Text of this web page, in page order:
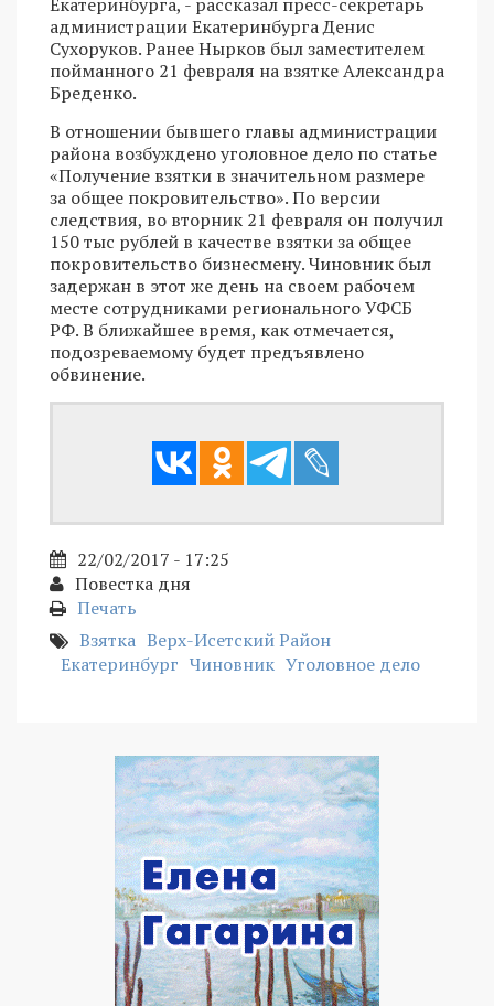
администрации Екатеринбурга Денис
Сухоруков. Ранее Нырков был заместителем
пойманного 21 февраля на взятке Александра
Бреденко.
В отношении бывшего главы администрации
района возбуждено уголовное дело по статье
«Получение взятки в значительном размере
за общее покровительство». По версии
следствия, во вторник 21 февраля он получил
150 тыс рублей в качестве взятки за общее
покровительство бизнесмену. Чиновник был
задержан в этот же день на своем рабочем
месте сотрудниками регионального УФСБ
РФ. В ближайшее время, как отмечается,
подозреваемому будет предъявлено
обвинение.
22/02/2017 - 17:25
Повестка дня
Печать
Взятка Верх-Исетский Район
Екатеринбург Чиновник Уголовное дело